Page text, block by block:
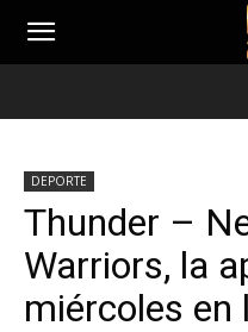
DEPORTE
Thunder –
Warriors, la
miércoles en